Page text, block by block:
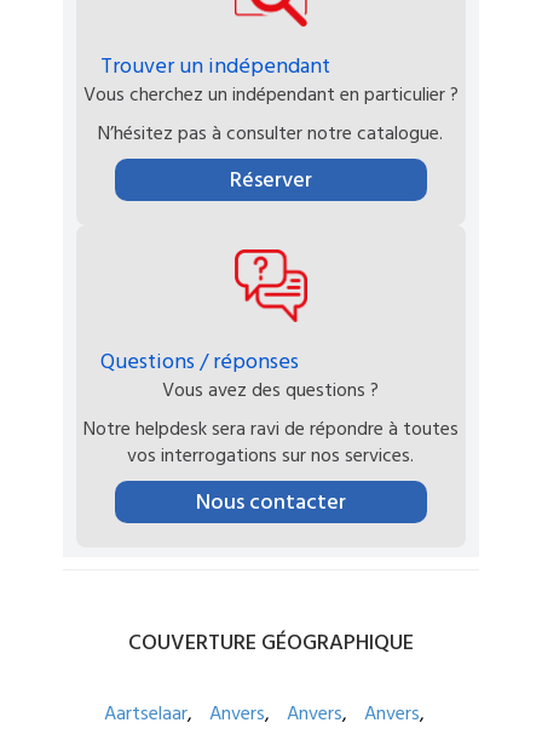
Trouver un indépendant
Vous cherchez un indépendant en particulier ?
N’hésitez pas à consulter notre catalogue.
Réserver
Questions / réponses
Vous avez des questions ?
Notre helpdesk sera ravi de répondre à toutes
vos interrogations sur nos services.
Nous contacter
COUVERTURE GÉOGRAPHIQUE
Aartselaar Anvers Anvers
Anvers